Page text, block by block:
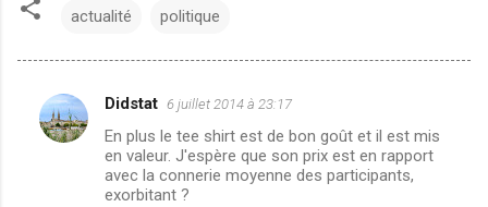
actualité politique
C
Didstat 6 juillet 2014 à 23:17
En plus le tee shirt est de bon goût et il est mis
en valeur. J'espère que son prix est en rapport
avec la connerie moyenne des participants,
exorbitant ?